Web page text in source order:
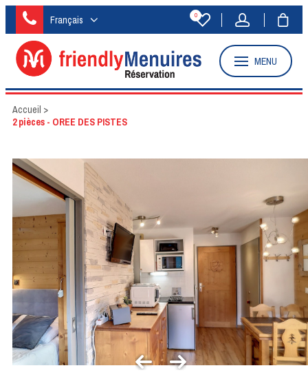
Français 0
MENU
Accueil >
2 pièces - OREE DES PISTES